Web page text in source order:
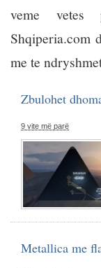
veme vetes
Shqiperia.com
me te
Zbulohet
9 vite më parë
Metallica me